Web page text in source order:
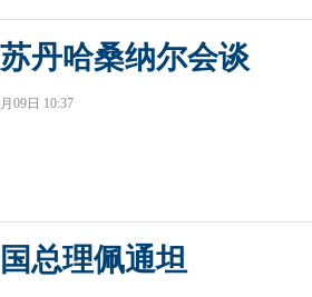
丹哈桑纳尔会谈
09日 10:37
总理佩通坦